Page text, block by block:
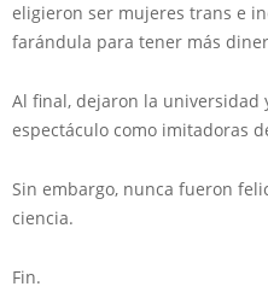
eligieron ser mujeres trans e
farándula para tener más
Al final, dejaron la
espectáculo como imitadoras
Sin embargo, nunca fueron
ciencia.
Fin.